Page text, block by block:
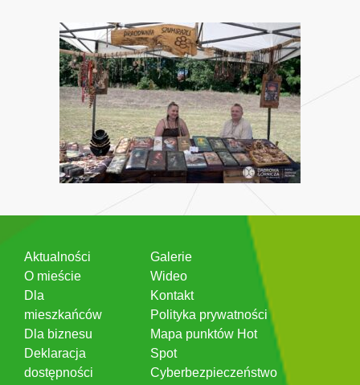
Aktualności
O mieście
Dla
mieszkańców
Dla biznesu
Deklaracja
dostępności
Galerie
Wideo
Kontakt
Polityka prywatności
Mapa punktów Hot
Spot
Cyberbezpieczeństwo